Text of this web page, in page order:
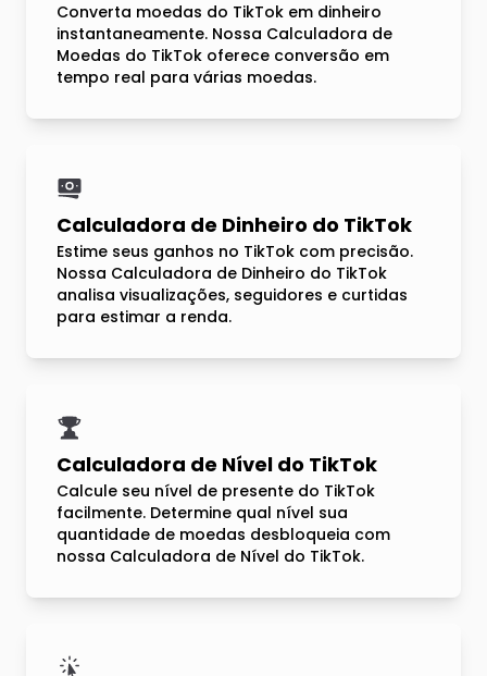
Converta moedas do TikTok em dinheiro
instantaneamente. Nossa Calculadora de
Moedas do TikTok oferece conversão em
tempo real para várias moedas.
Calculadora de Dinheiro do TikTok
Estime seus ganhos no TikTok com precisão.
Nossa Calculadora de Dinheiro do TikTok
analisa visualizações, seguidores e curtidas
para estimar a renda.
Calculadora de Nível do TikTok
Calcule seu nível de presente do TikTok
facilmente. Determine qual nível sua
quantidade de moedas desbloqueia com
nossa Calculadora de Nível do TikTok.